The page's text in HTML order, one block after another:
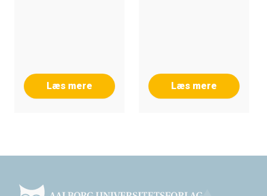
Læs mere Læs mere